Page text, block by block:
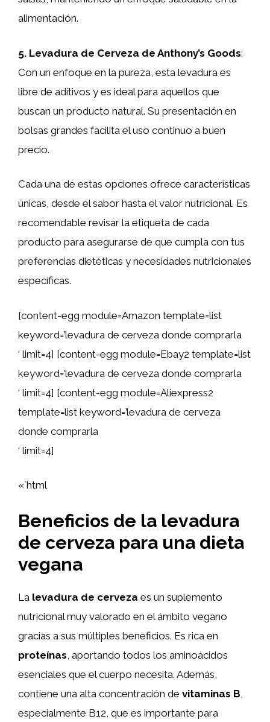
alimentación.
5. Levadura de Cerveza de Anthony’s Goods:
Con un enfoque en la pureza, esta levadura es
libre de aditivos y es ideal para aquellos que
buscan un producto natural. Su presentación en
bolsas grandes facilita el uso continuo a buen
precio.
Cada una de estas opciones ofrece características
únicas, desde el sabor hasta el valor nutricional. Es
recomendable revisar la etiqueta de cada
producto para asegurarse de que cumpla con tus
preferencias dietéticas y necesidades nutricionales
específicas.
[content-egg module=Amazon template=list
keyword=’levadura de cerveza donde comprarla
‘ limit=4] [content-egg module=Ebay2 template=list
keyword=’levadura de cerveza donde comprarla
‘ limit=4] [content-egg module=Aliexpress2
template=list keyword=’levadura de cerveza
donde comprarla
‘ limit=4]
«`html
Beneficios de la levadura
de cerveza para una dieta
vegana
La levadura de cerveza es un suplemento
nutricional muy valorado en el ámbito vegano
gracias a sus múltiples beneficios. Es rica en
proteínas , aportando todos los aminoácidos
esenciales que el cuerpo necesita. Además,
contiene una alta concentración de vitaminas B
especialmente B12, que es importante para